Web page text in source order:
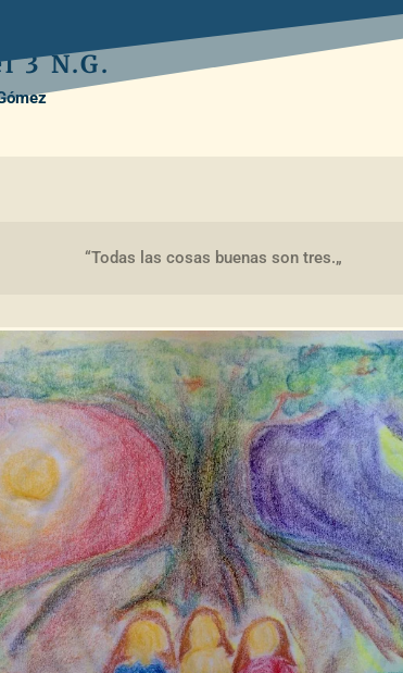
3 N.G.
“Todas las cosas buenas son tres.„